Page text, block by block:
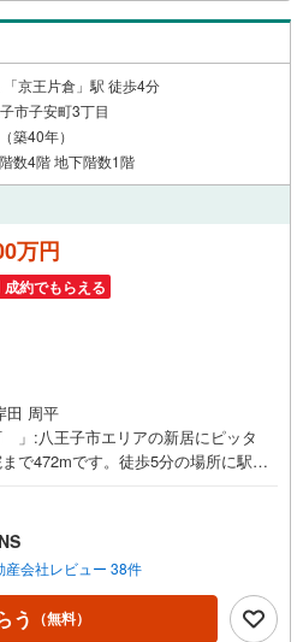
京王片倉」駅 徒歩4分
市子安町3丁目
築40年）
数4階 地下階数1階
万円
成約でもらえる
田 周平
」:八王子市エリアの新居にピッタ
で472mです。徒歩5分の場所に駅の
きるので、お待ちいただくことはあ
時間を短縮し時間を有効活用された
近郊物件です。専有面積18.4平米も
活をしましょう。【年中無休/9:00～
にお問い合わせが集中するため、お早
「室内・現地を見学する」ボタンより
産会社レビュー 38件
う （無料）